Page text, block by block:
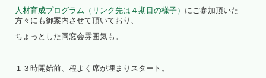
人材育成プログラム（リンク先は４期目の様子） にご参加頂いた
方々にも御案内させて頂いており、
ちょっとした同窓会雰囲気も。
１３時開始前、程よく席が埋まりスタート。